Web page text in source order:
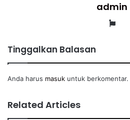
admin
Tinggalkan Balasan
Anda harus masuk untuk berkomentar.
Related Articles